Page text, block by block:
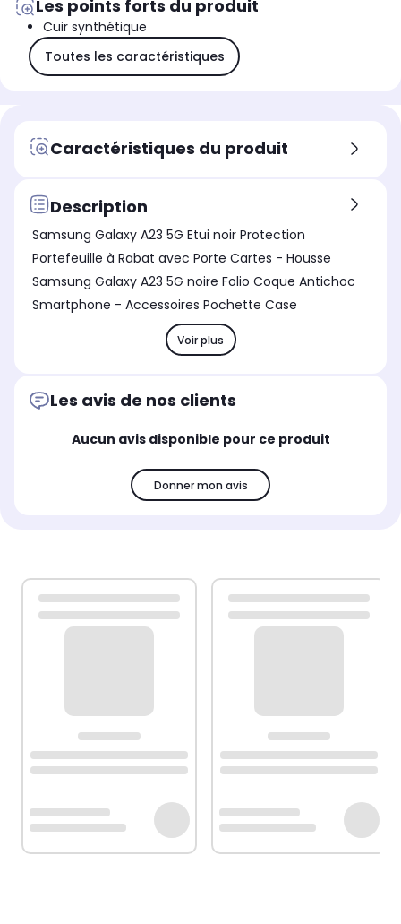
Les points forts du produit
Cuir synthétique
Toutes les caractéristiques
Caractéristiques du produit
Description
Samsung Galaxy A23 5G Etui noir Protection
Portefeuille à Rabat avec Porte Cartes - Housse
Samsung Galaxy A23 5G noire Folio Coque Antichoc
Smartphone - Accessoires Pochette Case
Voir plus
Les avis de nos clients
Aucun avis disponible pour ce produit
Donner mon avis